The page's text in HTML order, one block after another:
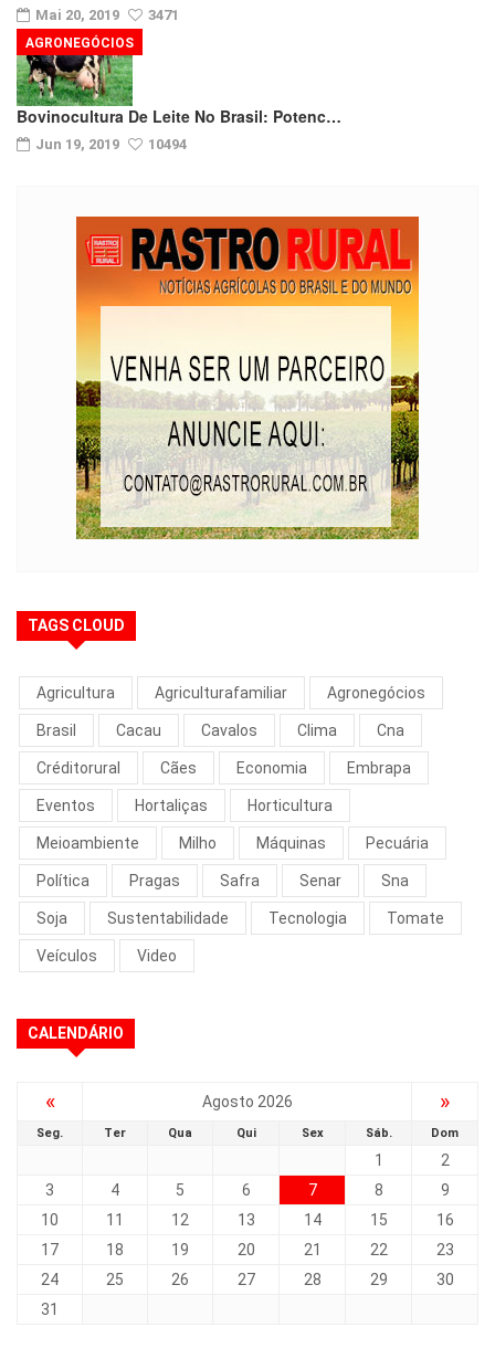
Mai 20, 2019 3471
Bovinocultura De Leite No Brasil: Potenc…
Jun 19, 2019 10494
AGRONEGÓCIOS
TAGS CLOUD
Agricultura Agriculturafamiliar Agronegócios
Brasil Cacau Cavalos Clima Cna
Créditorural Cães Economia Embrapa
Eventos Hortaliças Horticultura
Meioambiente Milho Máquinas Pecuária
Política Pragas Safra Senar Sna
Soja Sustentabilidade Tecnologia Tomate
Veículos Video
CALENDÁRIO
« Agosto 2026 »
Seg. Ter Qua Qui Sex Sáb. Dom
1
2
3
4 5 6 7 8
9
10
11 12 13 14 15
16
17
18 19 20 21 22
23
24
25 26 27 28 29
30
31